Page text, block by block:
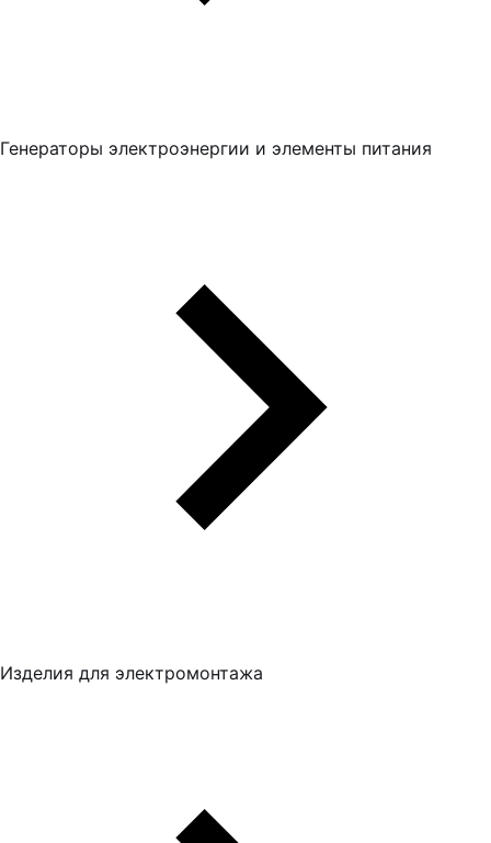
Генераторы электроэнергии и элементы питания
Изделия для электромонтажа